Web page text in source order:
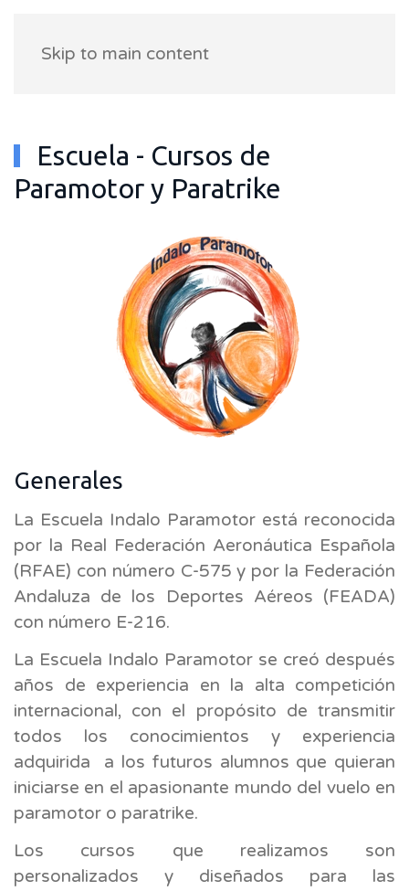
Skip to main content
Escuela - Cursos de
Paramotor y Paratrike
Generales
La Escuela Indalo Paramotor está reconocida
por la Real Federación Aeronáutica Española
(RFAE) con número C-575 y por la Federación
Andaluza de los Deportes Aéreos (FEADA)
con número E-216.
La Escuela Indalo Paramotor se creó después
años de experiencia en la alta competición
internacional, con el propósito de transmitir
todos los conocimientos y experiencia
adquirida a los futuros alumnos que quieran
iniciarse en el apasionante mundo del vuelo en
paramotor o paratrike.
Los cursos que realizamos son
personalizados y diseñados para las